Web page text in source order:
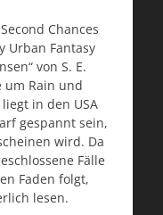
Chances
Urban Fantasy
von S. E.
um Rain und
in den USA
gespannt sein,
wird. Da
Fälle
Faden folgt,
lesen.